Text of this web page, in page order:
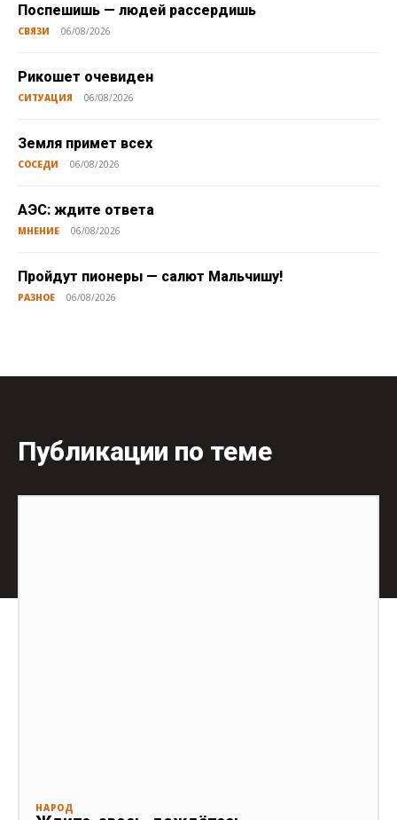
Поспешишь — людей рассердишь
СВЯЗИ 06/08/2026
Рикошет очевиден
СИТУАЦИЯ 06/08/2026
Земля примет всех
СОСЕДИ 06/08/2026
АЭС: ждите ответа
МНЕНИЕ 06/08/2026
Пройдут пионеры — салют Мальчишу!
РАЗНОЕ 06/08/2026
Публикации по теме
НАРОД